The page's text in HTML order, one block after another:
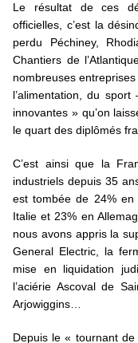
Le résultat de ces
officielles, c’est la
perdu Péchiney,
Chantiers de
nombreuses
l’alimentation, du
innovantes » qu’on
le quart des diplômés
C’est ainsi que la
industriels depuis 35
est tombée de 24%
Italie et 23% en
nous avons appris la
General Electric, la
mise en liquidation
l’aciérie Ascoval de
Arjowiggins…
Depuis le « tournant